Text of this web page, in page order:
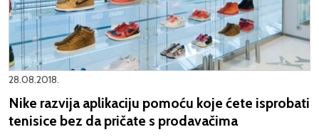
28.08.2018.
Nike razvija aplikaciju pomoću koje ćete isprobati
tenisice bez da pričate s prodavačima